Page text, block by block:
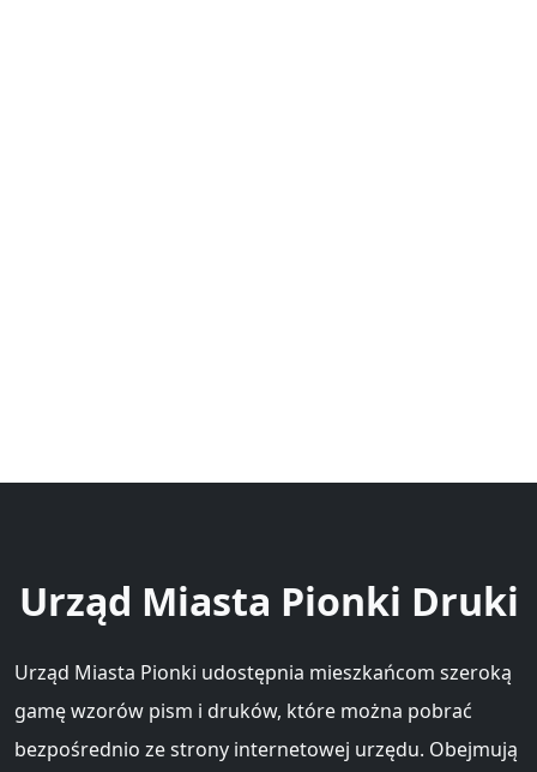
Urząd Miasta Pionki Druki
Urząd Miasta Pionki udostępnia mieszkańcom szeroką
gamę wzorów pism i druków, które można pobrać
bezpośrednio ze strony internetowej urzędu. Obejmują